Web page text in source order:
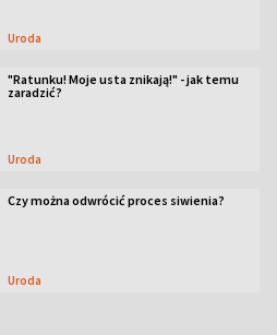
Uroda
"Ratunku! Moje usta znikają!" - jak temu
zaradzić?
Uroda
Czy można odwrócić proces siwienia?
Uroda